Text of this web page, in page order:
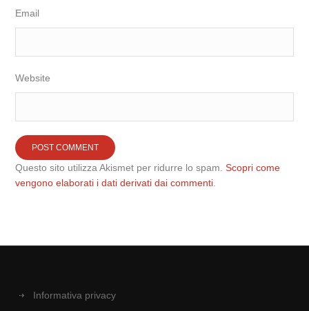
Email
Website
Questo sito utilizza Akismet per ridurre lo spam.Scopri come
vengono elaborati i dati derivati dai commenti
Informativa privacy